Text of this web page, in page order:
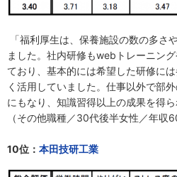
「福利厚生は、保養施設の数の多さ
ました。社内研修もwebトレーニン
ており、基本的には希望した研修に
く活用していました。仕事以外で部
にもなり、知識習得以上の成果を得ら
（その他職種／30代後半女性／年収
10位： 本田技研工業